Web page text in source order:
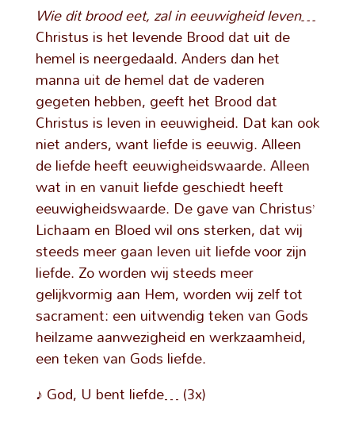
Wie dit brood eet, zal in eeuwigheid leven…
Christus is het levende Brood dat uit de
hemel is neergedaald. Anders dan het
manna uit de hemel dat de vaderen
gegeten hebben, geeft het Brood dat
Christus is leven in eeuwigheid. Dat kan ook
niet anders, want liefde is eeuwig. Alleen
de liefde heeft eeuwigheidswaarde. Alleen
wat in en vanuit liefde geschiedt heeft
eeuwigheidswaarde. De gave van Christus’
Lichaam en Bloed wil ons sterken, dat wij
steeds meer gaan leven uit liefde voor zijn
liefde. Zo worden wij steeds meer
gelijkvormig aan Hem, worden wij zelf tot
sacrament: een uitwendig teken van Gods
heilzame aanwezigheid en werkzaamheid,
een teken van Gods liefde.
♪ God, U bent liefde… (3x)